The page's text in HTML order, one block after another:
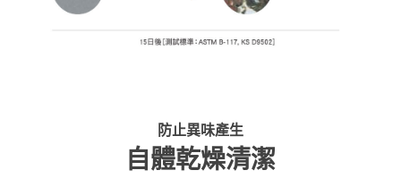
防止異味產生
自體乾燥清潔